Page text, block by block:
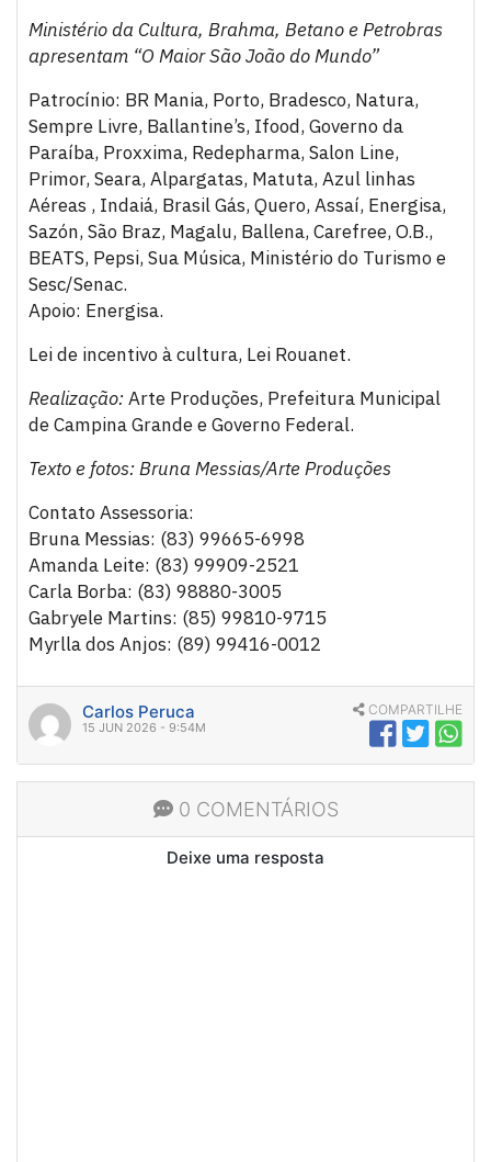
Ministério da Cultura, Brahma, Betano e Petrobras
apresentam “O Maior São João do Mundo”
Patrocínio: BR Mania, Porto, Bradesco, Natura,
Sempre Livre, Ballantine’s, Ifood, Governo da
Paraíba, Proxxima, Redepharma, Salon Line,
Primor, Seara, Alpargatas, Matuta, Azul linhas
Aéreas , Indaiá, Brasil Gás, Quero, Assaí, Energisa,
Sazón, São Braz, Magalu, Ballena, Carefree, O.B.,
BEATS, Pepsi, Sua Música, Ministério do Turismo e
Sesc/Senac.
Apoio: Energisa.
Lei de incentivo à cultura, Lei Rouanet.
Realização:Arte Produções, Prefeitura Municipal
de Campina Grande e Governo Federal.
Texto e fotos: Bruna Messias/Arte Produções
Contato Assessoria:
Bruna Messias: (83) 99665-6998
Amanda Leite: (83) 99909-2521
Carla Borba: (83) 98880-3005
Gabryele Martins: (85) 99810-9715
Myrlla dos Anjos: (89) 99416-0012
Carlos Peruca
15 JUN 2026 - 9:54M
COMPARTILHE
0 COMENTÁRIOS
Deixe uma resposta